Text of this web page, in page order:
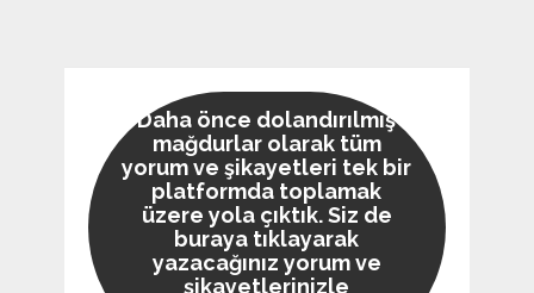
Daha önce dolandırılmış
mağdurlar olarak tüm
yorum ve şikayetleri tek bir
platformda toplamak
üzere yola çıktık. Siz de
buraya tıklayarak
yazacağınız yorum ve
şikayetlerinizle